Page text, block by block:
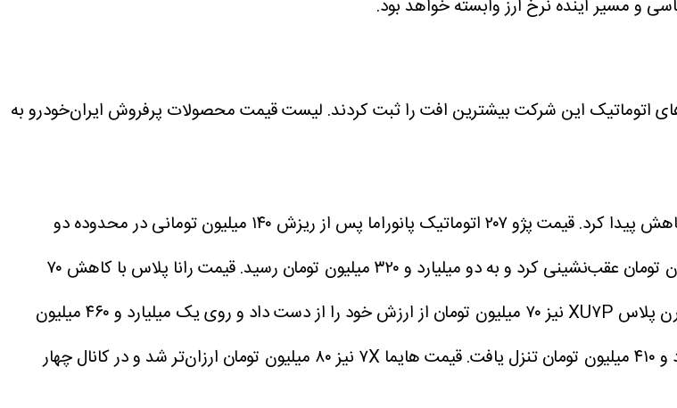
و مسیر آینده نرخ ارز وابسته خواهد بود.
اتوماتیک این شرکت بیشترین افت را ثبت کردند. لیست قیمت محصولات پرفروش ایران‌خودرو به
قیمت پژو ۲۰۷ اتوماتیک پانوراما پس از ریزش ۱۴۰ میلیون تومانی در محدوده دو
قیمت رانا پلاس با کاهش ۷۰
قیمت سورن پلاس XU۷P نیز ۷۰ میلیون تومان از ارزش خود را از دست داد و روی یک میلیارد و ۴۶۰ میلیون
قیمت هایما ۷X نیز ۸۰ میلیون تومان ارزان‌تر شد و در کانال چهار